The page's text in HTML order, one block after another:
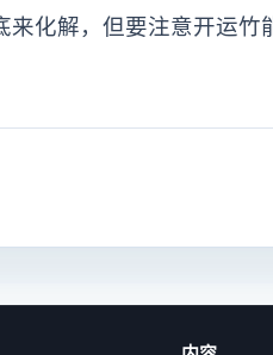
来化解，但要注意开运